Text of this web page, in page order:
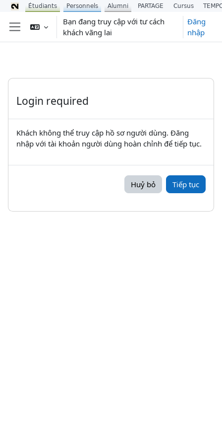
Chuyển tới nội dung chính
Bảng điều khiển cạnh
Bạn đang truy cập với tư cách
khách vãng lai
Đăng
nhập
Login required
Khách không thể truy cập hồ sơ người dùng. Đăng
nhập với tài khoản người dùng hoàn chỉnh để tiếp tục.
Huỷ bỏ Tiếp tục
Étudiants Personnels Alumni PARTAGE Cursus